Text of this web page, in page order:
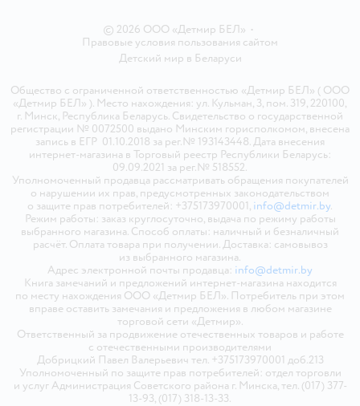
© 2026 ООО «Детмир БЕЛ» •
Правовые условия пользования сайтом
Детский мир в Беларуси
Общество с ограниченной ответственностью «Детмир БЕЛ» ( ООО
«Детмир БЕЛ» ). Место нахождения: ул. Кульман, 3, пом. 319, 220100,
г. Минск, Республика Беларусь. Свидетельство о государственной
регистрации № 0072500 выдано Минским горисполкомом, внесена
запись в ЕГР 01.10.2018 за рег.№ 193143448. Дата внесения
интернет-магазина в Торговый реестр Республики Беларусь:
09.09.2021 за рег.№ 518552.
Уполномоченный продавца рассматривать обращения покупателей
о нарушении их прав, предусмотренных законодательством
о защите прав потребителей: +375173970001, info@detmir.by.
Режим работы: заказ круглосуточно, выдача по режиму работы
выбранного магазина. Способ оплаты: наличный и безналичный
расчёт. Оплата товара при получении. Доставка: самовывоз
из выбранного магазина.
Адрес электронной почты продавца: info@detmir.by
Книга замечаний и предложений интернет-магазина находится
по месту нахождения ООО «Детмир БЕЛ». Потребитель при этом
вправе оставить замечания и предложения в любом магазине
торговой сети «Детмир».
Ответственный за продвижение отечественных товаров и работе
с отечественными производителями
Добрицкий Павел Валерьевич тел. +375173970001 доб.213
Уполномоченный по защите прав потребителей: отдел торговли
и услуг Администрация Советского района г. Минска, тел. (017) 377-
13-93, (017) 318-13-33.